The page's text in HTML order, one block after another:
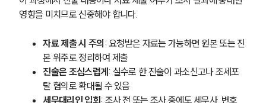
영향을 미치므로 신중해야 합니다.
자료 제출 시 주의 : 요청받은 자료는 가능하면 원본 또는 진
본 위주로 정리하여 제출
진술은 조심스럽게 : 실수로 한 진술이 과소신고나 조세포
탈 혐의로 확대될 수 있음
세무대리인 입회 : 조사 전 또는 조사 중에도 세무사, 변호